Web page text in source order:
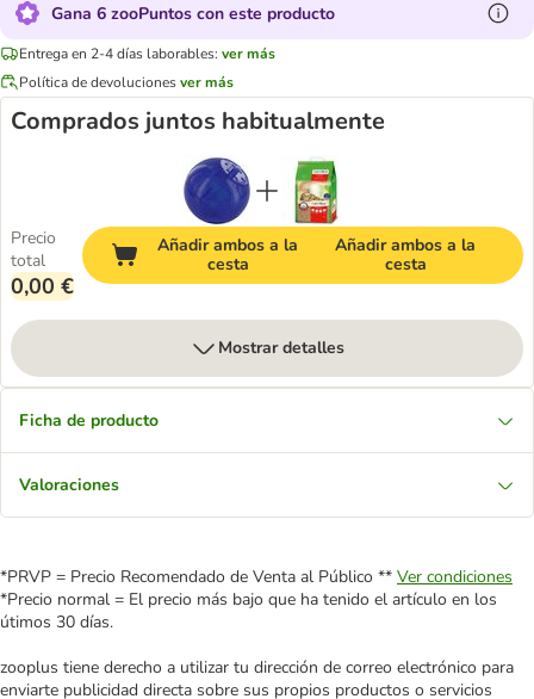
Gana 6 zooPuntos con este producto
Entrega en 2-4 días laborables: ver más
Política de devolucionesver más
Comprados juntos habitualmente
Precio
total
0,00 €
Añadir ambos a la
cesta
Añadir ambos a la
cesta
Mostrar detalles
Ficha de producto
Valoraciones
*PRVP = Precio Recomendado de Venta al Público ** Ver condiciones
*Precio normal = El precio más bajo que ha tenido el artículo en los
útimos 30 días.
zooplus tiene derecho a utilizar tu dirección de correo electrónico para
enviarte publicidad directa sobre sus propios productos o servicios